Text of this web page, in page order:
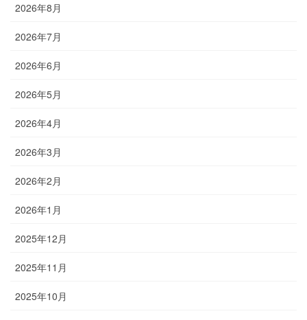
2026年8月
2026年7月
2026年6月
2026年5月
2026年4月
2026年3月
2026年2月
2026年1月
2025年12月
2025年11月
2025年10月